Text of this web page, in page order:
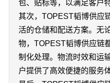
包、贴标等，以满足客户
其次，TOPEST韬博供应
活的仓储和配送方案。无
物，TOPEST韬博供应链
制化处理。物流时效和运
户提供了高效便捷的服务